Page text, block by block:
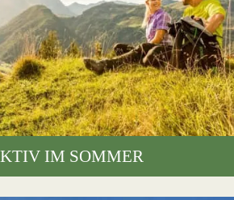
IM SOMMER